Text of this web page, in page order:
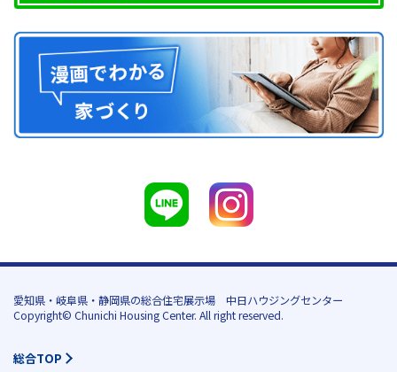
愛知県・岐阜県・静岡県の総合住宅展示場 中日ハウジングセンター
Copyright© Chunichi Housing Center. All right reserved.
総合TOP